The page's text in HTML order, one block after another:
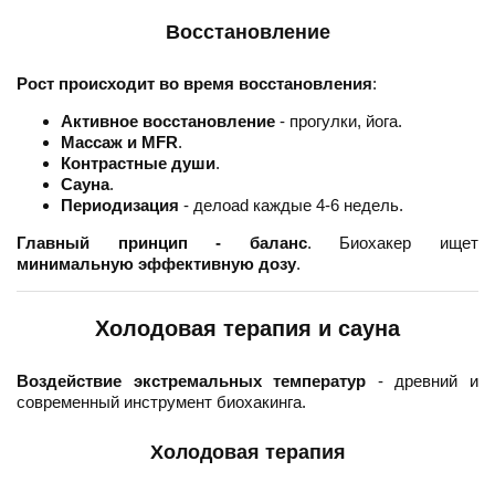
Восстановление
Рост происходит во время восстановления:
Активное восстановление - прогулки, йога.
Массаж и MFR.
Контрастные души.
Сауна.
Периодизация - делoad каждые 4-6 недель.
Главный принцип - баланс. Биохакер ищет
минимальную эффективную дозу.
Холодовая терапия и сауна
Воздействие экстремальных температур - древний и
современный инструмент биохакинга.
Холодовая терапия